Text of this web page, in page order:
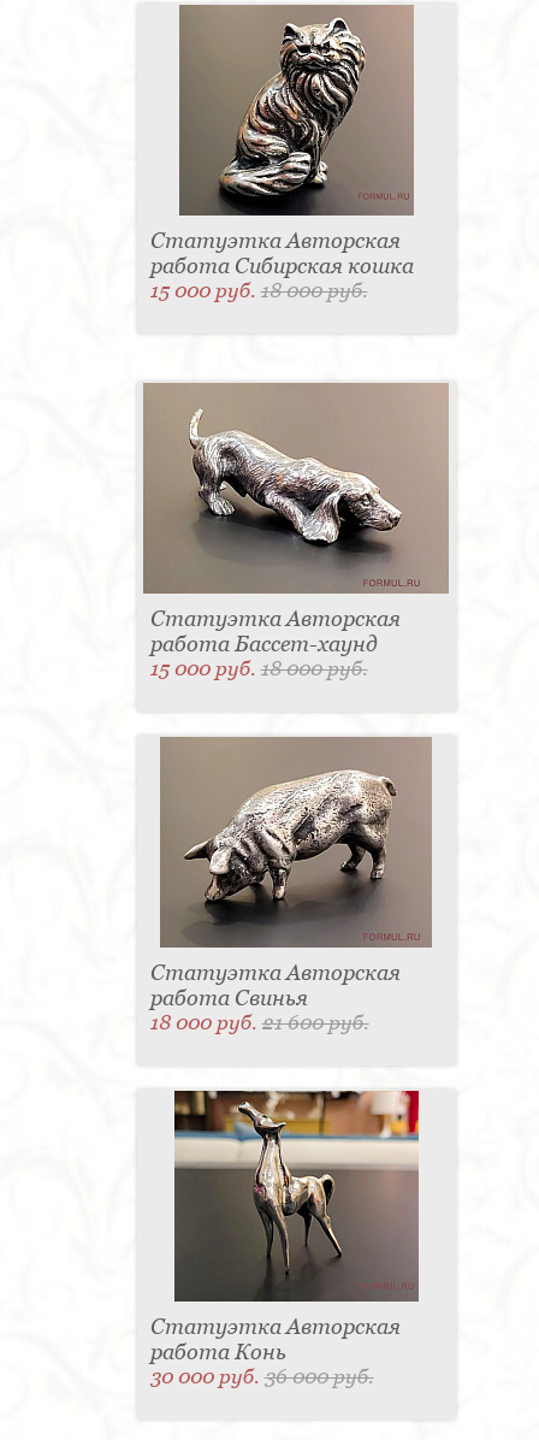
Статуэтка Авторская
работа Сибирская кошка
15 000 руб.18 000 руб.
Статуэтка Авторская
работа Бассет-хаунд
15 000 руб.18 000 руб.
Статуэтка Авторская
работа Свинья
18 000 руб.21 600 руб.
Статуэтка Авторская
работа Конь
30 000 руб.36 000 руб.